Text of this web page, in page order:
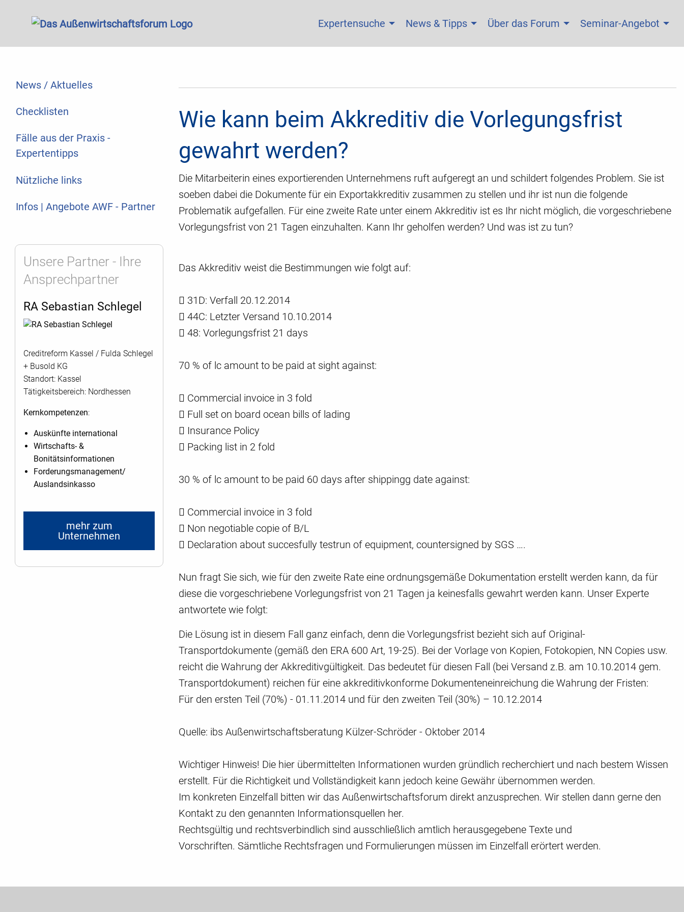
Expertensuche News & Tipps Über das Forum Seminar-Angebot
News / Aktuelles
Checklisten
Fälle aus der Praxis -
Expertentipps
Nützliche links
Infos | Angebote AWF - Partner
Unsere Partner - Ihre
Ansprechpartner
RA Sebastian Schlegel
Creditreform Kassel / Fulda Schlegel
+ Busold KG
Standort: Kassel
Tätigkeitsbereich: Nordhessen
Kernkompetenzen:
Auskünfte international
Wirtschafts- &
Bonitätsinformationen
Forderungsmanagement/
Auslandsinkasso
mehr zum
Unternehmen
Wie kann beim Akkreditiv die Vorlegungsfrist
gewahrt werden?
Die Mitarbeiterin eines exportierenden Unternehmens ruft aufgeregt an und schildert folgendes Problem. Sie ist
soeben dabei die Dokumente für ein Exportakkreditiv zusammen zu stellen und ihr ist nun die folgende
Problematik aufgefallen. Für eine zweite Rate unter einem Akkreditiv ist es Ihr nicht möglich, die vorgeschriebene
Vorlegungsfrist von 21 Tagen einzuhalten. Kann Ihr geholfen werden? Und was ist zu tun?
Das Akkreditiv weist die Bestimmungen wie folgt auf:
 31D: Verfall 20.12.2014
 44C: Letzter Versand 10.10.2014
 48: Vorlegungsfrist 21 days
70 % of lc amount to be paid at sight against:
 Commercial invoice in 3 fold
 Full set on board ocean bills of lading
 Insurance Policy
 Packing list in 2 fold
30 % of lc amount to be paid 60 days after shippingg date against:
 Commercial invoice in 3 fold
 Non negotiable copie of B/L
 Declaration about succesfully testrun of equipment, countersigned by SGS ….
Nun fragt Sie sich, wie für den zweite Rate eine ordnungsgemäße Dokumentation erstellt werden kann, da für
diese die vorgeschriebene Vorlegungsfrist von 21 Tagen ja keinesfalls gewahrt werden kann. Unser Experte
antwortete wie folgt:
Die Lösung ist in diesem Fall ganz einfach, denn die Vorlegungsfrist bezieht sich auf Original-
Transportdokumente (gemäß den ERA 600 Art, 19-25). Bei der Vorlage von Kopien, Fotokopien, NN Copies usw.
reicht die Wahrung der Akkreditivgültigkeit. Das bedeutet für diesen Fall (bei Versand z.B. am 10.10.2014 gem.
Transportdokument) reichen für eine akkreditivkonforme Dokumenteneinreichung die Wahrung der Fristen:
Für den ersten Teil (70%) - 01.11.2014 und für den zweiten Teil (30%) – 10.12.2014
Quelle: ibs Außenwirtschaftsberatung Külzer-Schröder - Oktober 2014
Wichtiger Hinweis! Die hier übermittelten Informationen wurden gründlich recherchiert und nach bestem Wissen
erstellt. Für die Richtigkeit und Vollständigkeit kann jedoch keine Gewähr übernommen werden.
Im konkreten Einzelfall bitten wir das Außenwirtschaftsforum direkt anzusprechen. Wir stellen dann gerne den
Kontakt zu den genannten Informationsquellen her.
Rechtsgültig und rechtsverbindlich sind ausschließlich amtlich herausgegebene Texte und
Vorschriften. Sämtliche Rechtsfragen und Formulierungen müssen im Einzelfall erörtert werden.